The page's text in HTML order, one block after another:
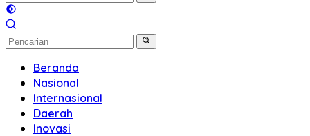
Beranda
Nasional
Internasional
Daerah
Inovasi